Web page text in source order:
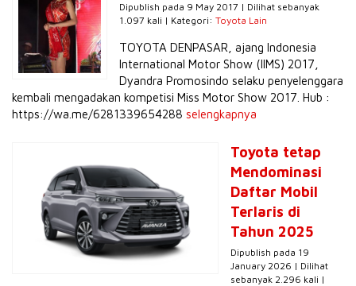
Dipublish pada 9 May 2017 | Dilihat sebanyak
1.097 kali | Kategori: Toyota Lain
TOYOTA DENPASAR, ajang Indonesia
International Motor Show (IIMS) 2017,
Dyandra Promosindo selaku penyelenggara
kembali mengadakan kompetisi Miss Motor Show 2017. Hub :
https://wa.me/6281339654288 selengkapnya
Toyota tetap
Mendominasi
Daftar Mobil
Terlaris di
Tahun 2025
Dipublish pada 19
January 2026 | Dilihat
sebanyak 2.296 kali |